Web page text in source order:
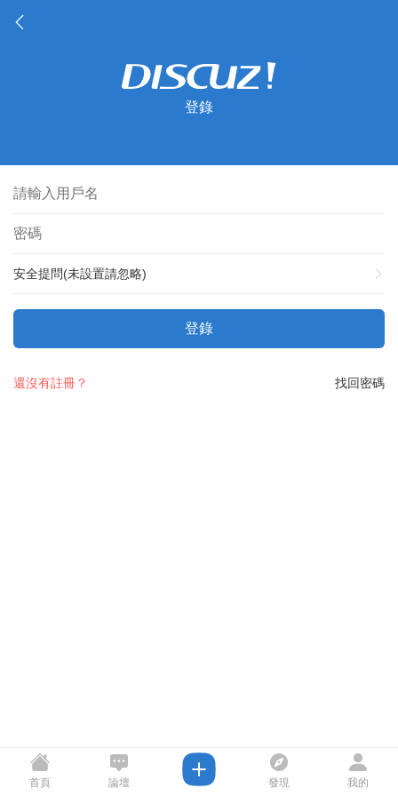
登錄
安全提問(未設置請忽略)
登錄
找回密碼
還沒有註冊？
首頁 論壇 發現 我的